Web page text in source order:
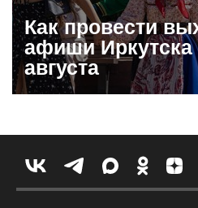
Как провести
афиши Иркутска
августа